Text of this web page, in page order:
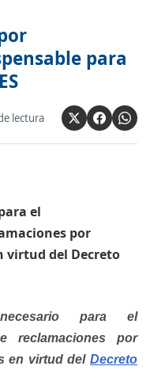
para
lectura
el
por
virtud del Decreto
para el
reclamaciones por
en virtud del Decreto